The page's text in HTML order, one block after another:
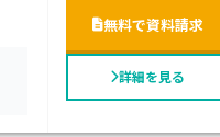
無料で資料請求
詳細を見る